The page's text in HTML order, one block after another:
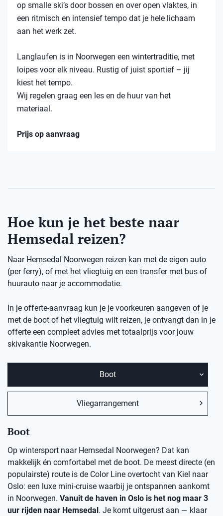
op smalle ski’s door bossen en over open vlaktes, in
een ritmisch en intensief tempo dat je hele lichaam
aan het werk zet.
Langlaufen is in Noorwegen een wintertraditie, met
loipes voor elk niveau. Rustig of juist sportief – jij
kiest het tempo.
Wij regelen graag een les en de huur van het
materiaal.
Prijs op aanvraag
Hoe kun je het beste naar
Hemsedal reizen?
Naar Hemsedal Noorwegen reizen kan met de eigen auto
(per ferry), of met het vliegtuig en een transfer met bus of
huurauto naar je accommodatie.
In je offerte-aanvraag kun je je voorkeuren aangeven of je
met de boot of het vliegtuig wilt reizen, je ontvangt dan in je
offerte een compleet advies met totaalprijs voor jouw
skivakantie Noorwegen.
Boot
Vliegarrangement
Boot
Op wintersport naar Hemsedal Noorwegen? Dat kan
makkelijk én comfortabel met de boot. De meest directe (en
populairste) route is de Color Line overtocht van Kiel naar
Oslo: een luxe mini-cruise waarbij je ontspannen aankomt
in Noorwegen. Vanuit de haven in Oslo is het nog maar 3
uur rijden naar Hemsedal. Je komt uitgerust aan — klaar